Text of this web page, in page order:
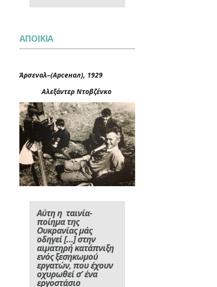
ΑΠΟΙΚΙΑ
Άρσεναλ–(Арсенал), 1929
Αλεξάντερ Ντοβζένκο
Αύτη η ταινία-
ποίημα της
Ουκρανίας μάς
οδηγεί […] στην
αιματηρή κατάπνιξη
ενός ξεσηκωμού
εργατών, που έχουν
οχυρωθεί σ’ ένα
εργοστάσιο